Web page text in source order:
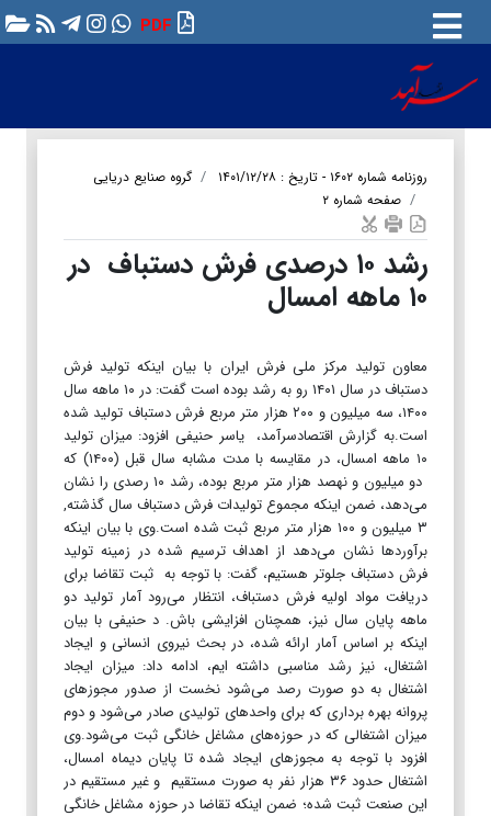
PDF
روزنامه شماره ۱۶۰۲ - تاریخ : ۱۴۰۱/۱۲/۲۸
گروه صنایع دریایی
صفحه شماره ۲
رشد ۱۰ درصدی فرش دستباف در
۱۰ ماهه امسال
معاون تولید مرکز ملی فرش ایران با بیان اینکه تولید فرش
دستباف در سال ۱۴۰۱ رو به رشد بوده است گفت: در ۱۰ ماهه سال
۱۴۰۰، سه میلیون و ۲۰۰ هزار متر مربع فرش دستباف تولید شده
است.به گزارش اقتصادسرآمد، یاسر حنیفی افزود: میزان تولید
۱۰ ماهه امسال، در مقایسه با مدت مشابه سال قبل (۱۴۰۰) که
دو میلیون و نهصد هزار متر مربع بوده، رشد ۱۰ رصدی را نشان
می‌دهد، ضمن اینکه مجموع تولیدات فرش دستباف سال گذشته,
۳ میلیون و ۱۰۰ هزار متر مربع ثبت شده است.وی با بیان اینکه
برآورد‌ها نشان می‌دهد از اهداف ترسیم شده در زمینه تولید
فرش دستباف جلوتر هستیم، گفت: با توجه به ثبت تقاضا برای
دریافت مواد اولیه فرش دستباف، انتظار می‌رود آمار تولید دو
ماهه پایان سال نیز، همچنان افزایشی باش. د حنیفی با بیان
اینکه بر اساس آمار ارائه شده، در بحث نیروی انسانی و ایجاد
اشتغال، نیز رشد مناسبی داشته ایم، ادامه داد: میزان ایجاد
اشتغال به دو صورت رصد می‌شود نخست از صدور مجوز‌های
پروانه بهره برداری که برای واحد‌های تولیدی صادر می‌شود و دوم
میزان اشتغالی که در حوزه‌های مشاغل خانگی ثبت می‌شود.وی
افزود با توجه به مجوز‌های ایجاد شده تا پایان دیماه امسال،
اشتغال حدود ۳۶ هزار نفر به صورت مستقیم و غیر مستقیم در
این صنعت ثبت شده؛ ضمن اینکه تقاضا در حوزه مشاغل خانگی